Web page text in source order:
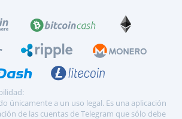
únicamente a un uso legal. Es una aplicación
de las cuentas de Telegram que sólo debe